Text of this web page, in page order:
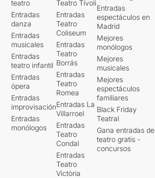
teatro
Entradas
danza
Entradas
musicales
Entradas
teatro infantil
Entradas
ópera
Entradas
improvisación
Entradas
monólogos
Teatro Tívoli
Entradas
Teatro
Coliseum
Entradas
Teatro
Borrás
Entradas
Teatro
Romea
Entradas La
Villarroel
Entradas
Teatro
Condal
Entradas
Teatro
Victòria
Entradas
espectáculos en
Madrid
Mejores
monólogos
Mejores
musicales
Mejores
espectáculos
familiares
Black Friday
Teatral
Gana entradas de
teatro gratis -
concursos